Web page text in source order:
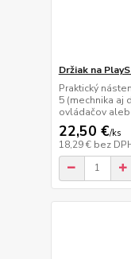
Držiak na
Praktický
5 (mechnika aj
ovládačov
22,50 €/ks
18,29 € bez